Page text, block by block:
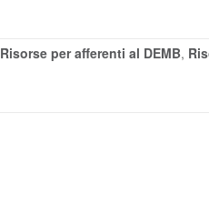
Risorse per afferenti al DEMB,